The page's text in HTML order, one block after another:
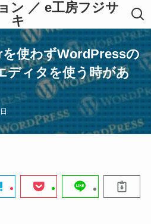
ン ／ e工房フジサ
キ
使わずWordPressの
ディタを使う時があ